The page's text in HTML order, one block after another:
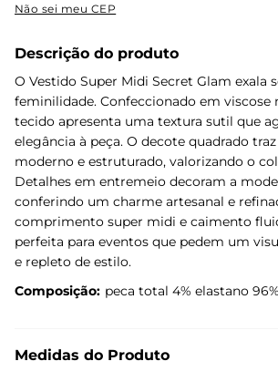
Não sei meu CEP
Descrição do produto
O Vestido Super Midi Secret Glam exala
feminilidade. Confeccionado em viscose
tecido apresenta uma textura sutil que
elegância à peça. O decote quadrado
moderno e estruturado, valorizando o
Detalhes em entremeio decoram a
conferindo um charme artesanal e
comprimento super midi e caimento
perfeita para eventos que pedem um
e repleto de estilo.
Composição: peca total 4% elastano
Medidas do Produto